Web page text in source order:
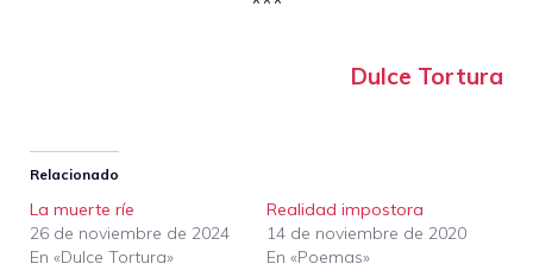
Dulce Tortura
Relacionado
La muerte ríe
26 de noviembre de 2024
En «Dulce Tortura»
Realidad impostora
14 de noviembre de 2020
En «Poemas»